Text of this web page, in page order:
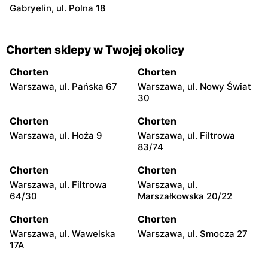
Gabryelin, ul. Polna 18
Chorten sklepy w Twojej okolicy
Chorten
Warszawa, ul. Pańska 67
Chorten
Warszawa, ul. Nowy Świat
30
Chorten
Warszawa, ul. Hoża 9
Chorten
Warszawa, ul. Filtrowa
83/74
Chorten
Warszawa, ul. Filtrowa
64/30
Chorten
Warszawa, ul.
Marszałkowska 20/22
Chorten
Warszawa, ul. Wawelska
17A
Chorten
Warszawa, ul. Smocza 27